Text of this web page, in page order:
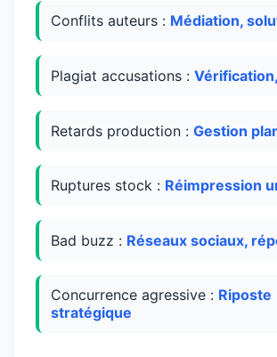
Conflits auteurs : Médiation,
Plagiat accusations :
Retards production : Gestion
Ruptures stock : Réimpression
Bad buzz : Réseaux sociaux,
Concurrence agressive : Riposte
stratégique